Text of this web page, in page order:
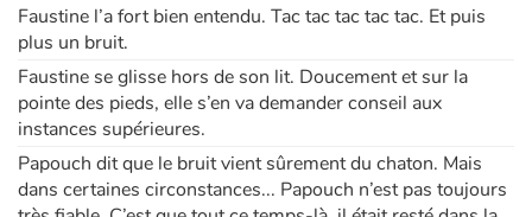
Autour de la lecture
Apprendre à lire
Livre audio
Faustine l’a fort bien entendu. Tac tac tac tac tac. Et puis
plus un bruit.
Faustine se glisse hors de son lit. Doucement et sur la
pointe des pieds, elle s’en va demander conseil aux
instances supérieures.
Papouch dit que le bruit vient sûrement du chaton. Mais
dans certaines circonstances... Papouch n’est pas toujours